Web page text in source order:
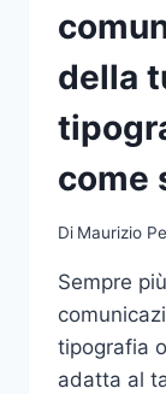
della
come
Di Maurizio
Sempre
tipografia
adatta al